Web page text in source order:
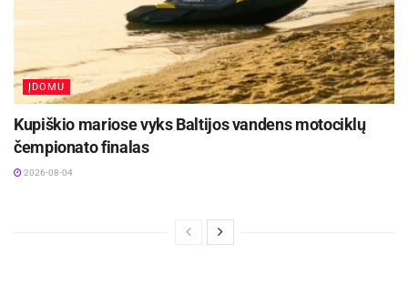
ĮDOMU
Kupiškio mariose vyks Baltijos vandens motociklų
čempionato finalas
2026-08-04